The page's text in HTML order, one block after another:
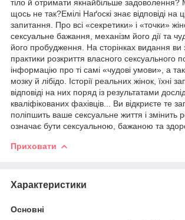
тіло й отримати якнайбільше
щось не так?Емілі Наґоскі знає відповіді на
запитання. Про всі «секретики» і «точки»
сексуальне бажання, механізм його дії та
його пробудження. На сторінках видання ви
практики розкриття власного сексуального
інформацію про ті самі «чудові умови», а
мозку й лібідо. Історії реальних жінок, їхні
відповіді на них поряд із результатами
кваліфікованих фахівців... Ви відкриєте те
поліпшить ваше сексуальне життя і змінить
означає бути сексуальною, бажаною та
Приховати
Характеристики
Основні